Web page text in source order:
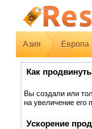
Азия Европа
Как
Вы создали или
на увеличение его
Ускорение